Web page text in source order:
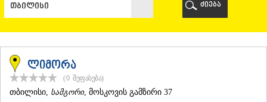
ᲩᲐᲥᲕᲘ
ᲝᲖᲣᲠᲒᲔᲗᲘ
ᲩᲝᲮᲐᲢᲐᲣᲠᲘ
ᲣᲠᲔᲙᲘ
ᲘᲛᲔᲠᲔᲗᲘ
ᲑᲐᲦᲓᲐᲗᲘ
ძიება
ლიმორა
(0 შეფასება)
ᲗᲑᲘᲚᲘᲡᲘ, სამგორი, მოსკოვის გამზირი 37